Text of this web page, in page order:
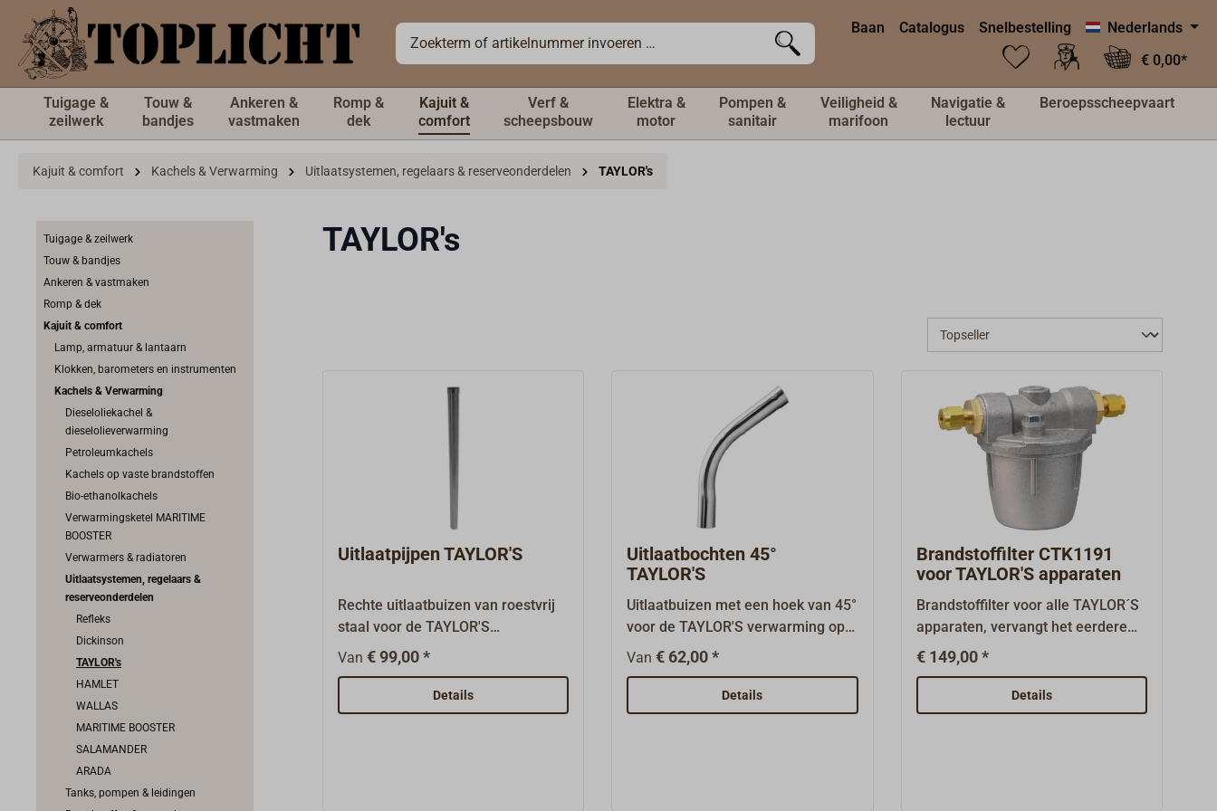
hoofdinhoud Baan Catalogus Snelbestelling
Nederlands
€ 0,00*
Tuigage &
zeilwerk
Touw &
bandjes
Ankeren &
vastmaken
Romp &
dek
Kajuit &
comfort
Verf &
scheepsbouw
Elektra &
motor
Pompen &
sanitair
Veiligheid &
marifoon
Navigatie &
lectuur
Beroepsscheepvaart
Kajuit & comfort Kachels & Verwarming Uitlaatsystemen, regelaars & reserveonderdelen TAYLOR's
Tuigage & zeilwerk
Touw & bandjes
Ankeren & vastmaken
Romp & dek
Kajuit & comfort
Lamp, armatuur & lantaarn
Klokken, barometers en instrumenten
Kachels & Verwarming
Dieseloliekachel &
dieselolieverwarming
Petroleumkachels
Kachels op vaste brandstoffen
Bio-ethanolkachels
Verwarmingsketel MARITIME
BOOSTER
Verwarmers & radiatoren
Uitlaatsystemen, regelaars &
reserveonderdelen
Refleks
Dickinson
TAYLOR's
HAMLET
WALLAS
MARITIME BOOSTER
SALAMANDER
ARADA
Tanks, pompen & leidingen
TAYLOR's
Uitlaatpijpen TAYLOR'S
Rechte uitlaatbuizen van roestvrij
staal voor de TAYLOR'S
dieseloliekachel 079D en voor de
TAYLOR'S petroleumverwarming
079K.Naast de hier vermelde
accessoires en reserveonderdelen
Van € 99,00 *
Details
Uitlaatbochten 45°
TAYLOR'S
Uitlaatbuizen met een hoek van 45°
voor de TAYLOR'S verwarming op
dieselolie 079D en voor de
TAYLORS verwarming op
petroleum (kerosine) 079K.Nebben
de hier vermelde accessoires en
Van€ 62,00 *
Details
Brandstoffilter CTK1191
voor TAYLOR'S apparaten
Brandstoffilter voor alle TAYLOR´S
apparaten, vervangt het eerdere
filter CTK1185.Inbouw in het
brandstofsysteem tussen tank en
brander, om de deels gevoelige
branders te beschermen tegen
€ 149,00 *
Details